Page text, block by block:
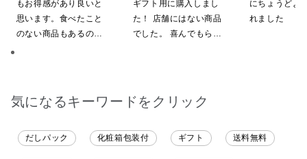
グ・化粧箱詰め不可】
もお得感があり良いと
思います。食べたこと
のない商品もあるの
変助かりました。あり
がとうございます。
定】
ギフト用に購入しまし
た！ 店舗にはない商品
でした。 喜んでもらえ
グ・化粧箱詰
にちょうどよ
れました
気になるキーワードをクリック
だしパック 化粧箱包装付 ギフト 送料無料